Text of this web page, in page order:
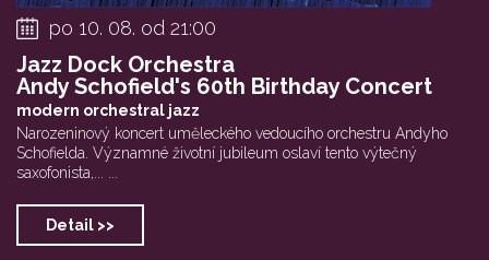
po 10. 08. od 21:00
Jazz Dock Orchestra
Andy Schofield's 60th Birthday Concert
modern orchestral jazz
Narozeninový koncert uměleckého vedoucího orchestru Andyho
Schofielda. Významné životní jubileum oslaví tento výtečný
saxofonista,... ...
Detail >>